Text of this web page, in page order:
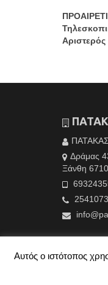
ΠΑΤΑΚΑΣ
Δράμας
Ξάνθη
Αυτός ο ιστότοπος